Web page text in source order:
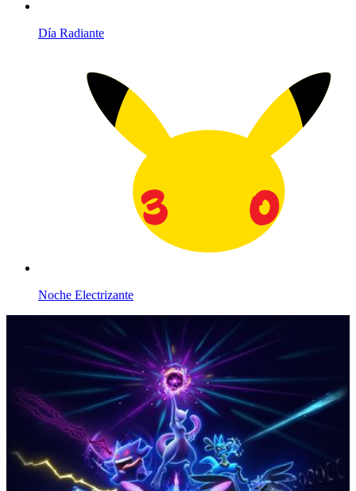
Día Radiante
Noche Electrizante